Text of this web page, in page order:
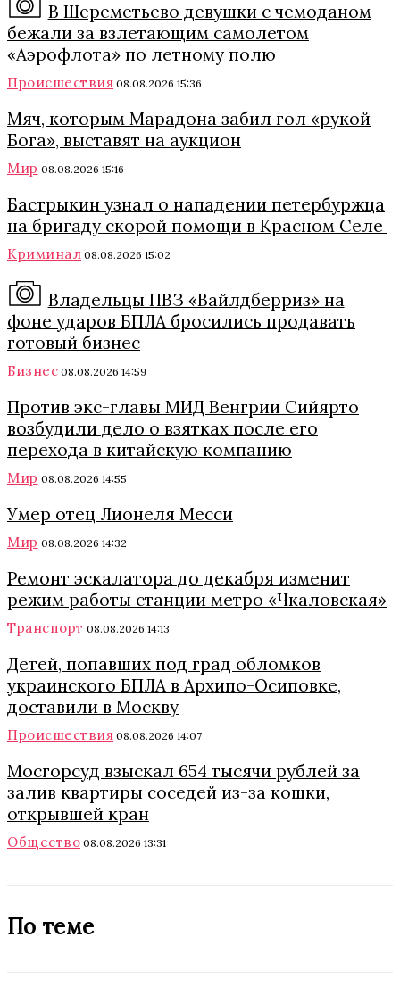
В Шереметьево девушки с чемоданом
бежали за взлетающим самолетом
«Аэрофлота» по летному полю
Происшествия 08.08.2026 15:36
Мяч, которым Марадона забил гол «рукой
Бога», выставят на аукцион
Мир 08.08.2026 15:16
Бастрыкин узнал о нападении петербуржца
на бригаду скорой помощи в Красном Селе
Криминал 08.08.2026 15:02
Владельцы ПВЗ «Вайлдберриз» на
фоне ударов БПЛА бросились продавать
готовый бизнес
Бизнес 08.08.2026 14:59
Против экс-главы МИД Венгрии Сийярто
возбудили дело о взятках после его
перехода в китайскую компанию
Мир 08.08.2026 14:55
Умер отец Лионеля Месси
Мир 08.08.2026 14:32
Ремонт эскалатора до декабря изменит
режим работы станции метро «Чкаловская»
Транспорт 08.08.2026 14:13
Детей, попавших под град обломков
украинского БПЛА в Архипо-Осиповке,
доставили в Москву
Происшествия 08.08.2026 14:07
Мосгорсуд взыскал 654 тысячи рублей за
залив квартиры соседей из-за кошки,
открывшей кран
Общество 08.08.2026 13:31
По теме